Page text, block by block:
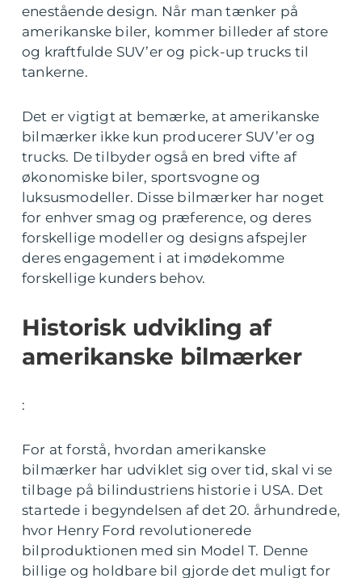
enestående design. Når man tænker på
amerikanske biler, kommer billeder af store
og kraftfulde SUV’er og pick-up trucks til
tankerne.
Det er vigtigt at bemærke, at amerikanske
bilmærker ikke kun producerer SUV’er og
trucks. De tilbyder også en bred vifte af
økonomiske biler, sportsvogne og
luksusmodeller. Disse bilmærker har noget
for enhver smag og præference, og deres
forskellige modeller og designs afspejler
deres engagement i at imødekomme
forskellige kunders behov.
Historisk udvikling af
amerikanske bilmærker
:
For at forstå, hvordan amerikanske
bilmærker har udviklet sig over tid, skal vi se
tilbage på bilindustriens historie i USA. Det
startede i begyndelsen af det 20. århundrede,
hvor Henry Ford revolutionerede
bilproduktionen med sin Model T. Denne
billige og holdbare bil gjorde det muligt for